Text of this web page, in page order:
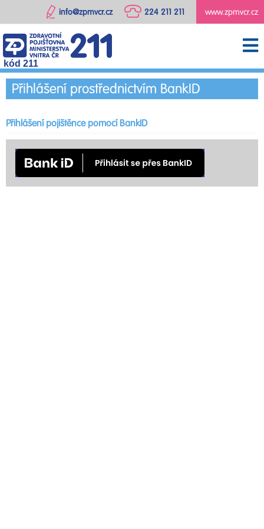
www.zpmvcr.cz
224 211 211
info@zpmvcr.cz
kód 211
Přihlášení prostřednictvím BankID
Přihlášení pojištěnce pomocí BankID